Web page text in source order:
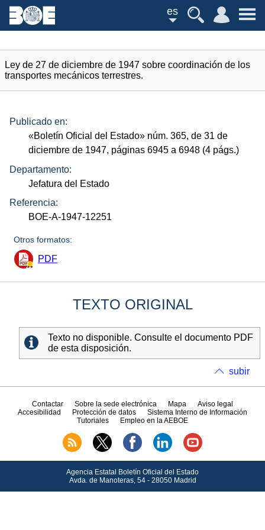
es
Ley de 27 de diciembre de 1947 sobre coordinación de los
transportes mecánicos terrestres.
Publicado en:
«Boletín Oficial del Estado» núm. 365, de 31 de
diciembre de 1947, páginas 6945 a 6948 (4 págs.)
Departamento:
Jefatura del Estado
Referencia:
BOE-A-1947-12251
Otros formatos:
PDF
TEXTO ORIGINAL
Texto no disponible. Consulte el documento PDF
de esta disposición.
subir
Contactar Sobre la sede electrónica Mapa
Aviso legal
Accesibilidad
Protección de datos
Sistema Interno de Información
Tutoriales
Empleo en la AEBOE
Agencia Estatal Boletín Oficial del Estado
Avda.de Manoteras, 54 - 28050 Madrid